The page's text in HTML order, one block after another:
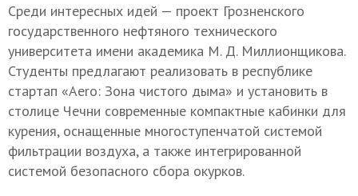
Среди интересных идей — проект Грозненского
государственного нефтяного технического
университета имени академика М. Д. Миллионщикова.
Студенты предлагают реализовать в республике
стартап «Aerо: Зона чистого дыма» и установить в
столице Чечни современные компактные кабинки для
курения, оснащенные многоступенчатой системой
фильтрации воздуха, а также интегрированной
системой безопасного сбора окурков.